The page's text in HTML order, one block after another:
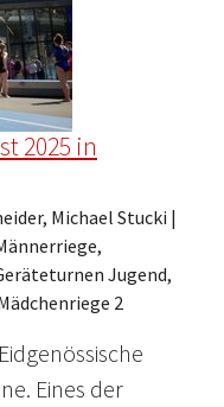
2025 in
Michael Stucki |
Jugend,
2
Eines der